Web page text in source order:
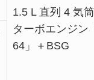
1.5 L 直列 4 気筒
ターボエンジン
64」＋BSG